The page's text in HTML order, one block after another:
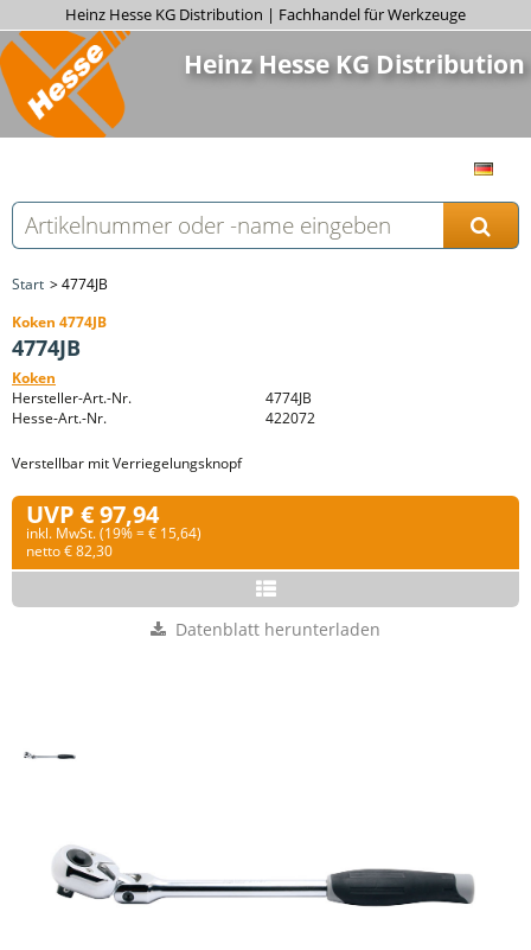
Heinz Hesse KG Distribution | Fachhandel für Werkzeuge
Heinz Hesse KG Distribution
Start
4774JB
Koken 4774JB
4774JB
Koken
Hersteller-Art.-Nr.
4774JB
Hesse-Art.-Nr.
422072
Verstellbar mit Verriegelungsknopf
UVP € 97,94
inkl. MwSt. (19% = € 15,64)
netto € 82,30
Datenblatt herunterladen